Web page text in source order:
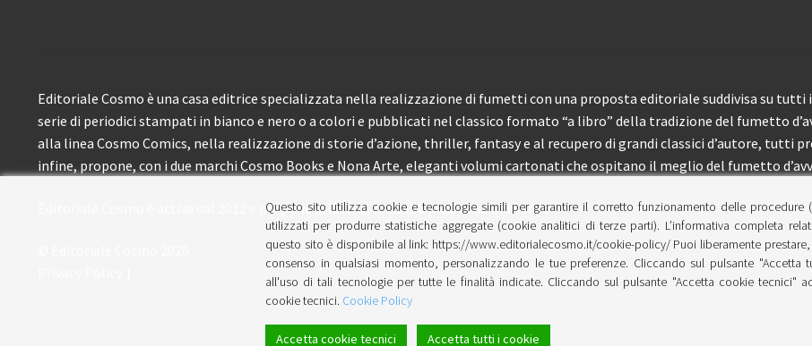
Editoriale Cosmo è una casa editrice specializzata nella realizzazione di fumetti con una proposta editoriale suddivisa su tutti
serie di periodici stampati in bianco e nero o a colori e pubblicati nel classico formato “a libro” della tradizione del fumetto
alla linea Cosmo Comics, nella realizzazione di storie d’azione, thriller, fantasy e al recupero di grandi classici d’autore, tutti
infine, propone, con i due marchi Cosmo Books e Nona Arte, eleganti volumi cartonati che ospitano il meglio del fumetto
Editoriale Cosmo è attiva dal 2012 e propone ai lettori circa 150 pubblicazioni l’anno.
Questo sito utilizza cookie e tecnologie simili per garantire il corretto funzionamento delle procedure
utilizzati per produrre statistiche aggregate (cookie analitici di terze parti). L’informativa completa
questo sito è disponibile al link: https://www.editorialecosmo.it/cookie-policy/ Puoi liberamente
consenso in qualsiasi momento, personalizzando le tue preferenze. Cliccando sul pulsante "Accetta
all'uso di tali tecnologie per tutte le finalità indicate. Cliccando sul pulsante "Accetta cookie tecnici"
cookie tecnici. Cookie Policy
Accetta cookie tecnici Accetta tutti i cookie